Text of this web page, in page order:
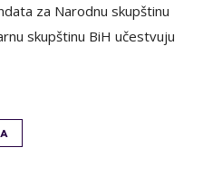
za Narodnu skupštinu
skupštinu BiH učestvuju